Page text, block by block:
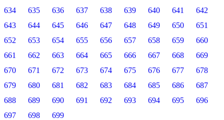
634
635 636 637 638 639 640 641
642
643
644 645 646 647 648 649 650
651
652
653 654 655 656 657 658 659
660
661
662 663 664 665 666 667 668
669
670
671 672 673 674 675 676 677
678
679
680 681 682 683 684 685 686
687
688
689 690 691 692 693 694 695
696
697
698
699